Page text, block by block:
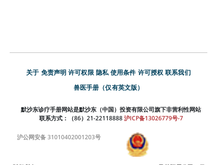
关于 免责声明 许可权限 隐私 使用条件 许可授权 联系我们
兽医手册（仅有英文版）
默沙东诊疗手册网站是默沙东（中国）投资有限公司旗下非营利性网站
联系方式：（86）21-22118888 沪ICP备13026779号-7
沪公网安备 31010402001203号